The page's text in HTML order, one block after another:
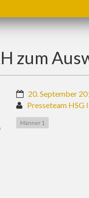
zum
20. September
Presseteam HSG
Männer 1